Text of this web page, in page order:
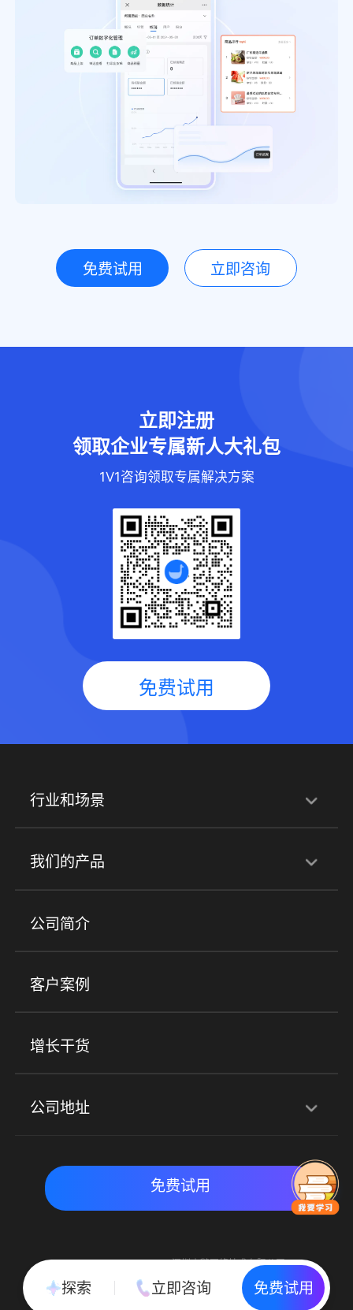
免费试用 立即咨询
立即注册
领取企业专属新人大礼包
1V1咨询领取专属解决方案
免费试用
行业和场景
行业解决方案
培训机构 职业技能培训 兴趣培训
金融行业
心理机构
实时私域带货 数字化运营
我们的产品
产品
小程序商城 ERP 企微SCRM
社群圈子
公司简介
客户案例
增长干货
公司地址
北京地址：北京市朝阳区朝外大街乙6号23层
免费试用
Copyright © 2015-2018 深圳小鹅网络技术有限公司
All Rights Reserved. 粤ICP备15020529号
粤公网安备 44030502002037号
探索 立即咨询 免费试用